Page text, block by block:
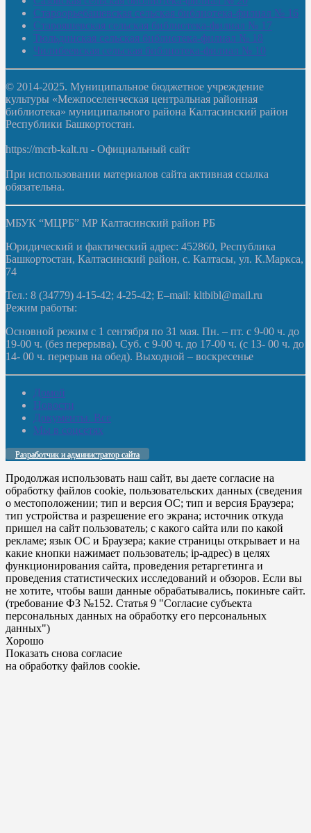
Староорьебашевская сельская библиотека-филиал № 16
Старояшевская сельская библиотека-филиал № 17
Тюльдинская сельская библиотека-филиал № 18
Чилибеевская сельская библиотека-филиал № 10
© 2014-2025. Муниципальное бюджетное учреждение
культуры «Межпоселенческая центральная районная
библиотека» муниципального района Калтасинский район
Республики Башкортостан.
https://mcrb-kalt.ru - Официальный сайт
При использовании материалов сайта активная ссылка
обязательна.
МБУК “МЦРБ” МР Калтасинский район РБ
Юридический и фактический адрес: 452860, Республика
Башкортостан, Калтасинский район, с. Калтасы, ул. К.Маркса,
74
Тел.: 8 (34779) 4-15-42; 4-25-42; E–mail: kltbibl@mail.ru
Режим работы:
Основной режим с 1 сентября по 31 мая. Пн. – пт. с 9-00 ч. до
19-00 ч. (без перерыва). Суб. с 9-00 ч. до 17-00 ч. (с 13- 00 ч. до
14- 00 ч. перерыв на обед). Выходной – воскресенье
Домой
Новости
Документы. Все
Мы в соцсетях
Разработчик и администратор сайта
Продолжая использовать наш сайт, вы даете согласие на
обработку файлов cookie, пользовательских данных (сведения
о местоположении; тип и версия ОС; тип и версия Браузера;
тип устройства и разрешение его экрана; источник откуда
пришел на сайт пользователь; с какого сайта или по какой
рекламе; язык ОС и Браузера; какие страницы открывает и на
какие кнопки нажимает пользователь; ip-адрес) в целях
функционирования сайта, проведения ретаргетинга и
проведения статистических исследований и обзоров. Если вы
не хотите, чтобы ваши данные обрабатывались, покиньте сайт.
(требование ФЗ №152. Статья 9 "Согласие субъекта
персональных данных на обработку его персональных
данных")
Хорошо
Показать снова согласие
на обработку файлов cookie.